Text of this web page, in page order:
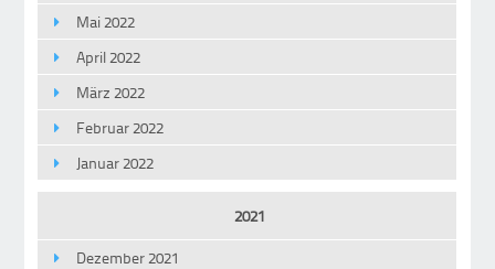
Mai 2022
April 2022
März 2022
Februar 2022
Januar 2022
2021
Dezember 2021